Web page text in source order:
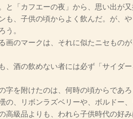
「カフエーの夜」から、思い出が又
、子供の頃からよく飲んだ。が、や
う。
のマークは、それに似たニセもの
酒の飲めない者には必ず「サイダー
を附けたのは、何時の頃からであろ
、リボンラズベリーや、ボルドー
高級品よりも、われら子供時代の好